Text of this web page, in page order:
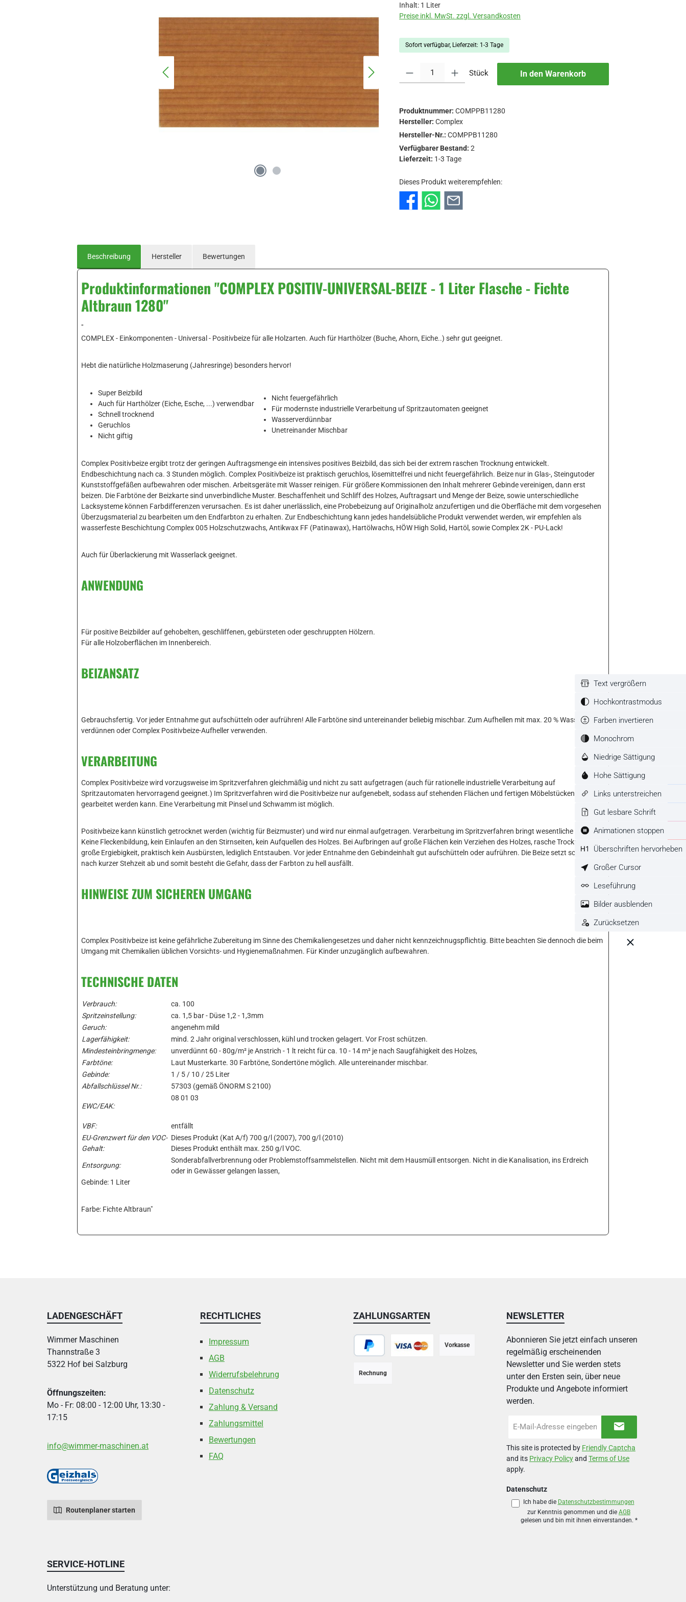
Inhalt: 1 Liter
Preise inkl. MwSt. zzgl. Versandkosten
Sofort verfügbar, Lieferzeit: 1-3 Tage
Produkt Anzahl: Gib den gewünschten Wert ein oder benutze die Schaltflächen um die
Stück In den Warenkorb
Produktnummer:COMPPB11280
Hersteller:Complex
Hersteller-Nr.:COMPPB11280
Verfügbarer Bestand:2
Lieferzeit: 1-3 Tage
Dieses Produkt weiterempfehlen:
Beschreibung Hersteller Bewertungen
Produktinformationen "COMPLEX POSITIV-UNIVERSAL-BEIZE - 1 Liter Flasche - Fichte
Altbraun 1280"
"
COMPLEX - Einkomponenten - Universal - Positivbeize für alle Holzarten. Auch für Harthölzer (Buche, Ahorn, Eiche..) sehr gut geeignet.
Hebt die natürliche Holzmaserung (Jahresringe) besonders hervor!
Super Beizbild
Auch für Harthölzer (Eiche, Esche, ...) verwendbar
Schnell trocknend
Geruchlos
Nicht giftig
Nicht feuergefährlich
Für modernste industrielle Verarbeitung uf Spritzautomaten geeignet
Wasserverdünnbar
Unetreinander Mischbar
Complex Positivbeize ergibt trotz der geringen Auftragsmenge ein intensives positives Beizbild, das sich bei der extrem raschen Trocknung entwickelt.
Endbeschichtung nach ca. 3 Stunden möglich. Complex Positivbeize ist praktisch geruchlos, lösemittelfrei und nicht feuergefährlich. Beize nur in Glas-, Steingutoder
Kunststoffgefäßen aufbewahren oder mischen. Arbeitsgeräte mit Wasser reinigen. Für größere Kommissionen den Inhalt mehrerer Gebinde vereinigen, dann erst
beizen. Die Farbtöne der Beizkarte sind unverbindliche Muster. Beschaffenheit und Schliff des Holzes, Auftragsart und Menge der Beize, sowie unterschiedliche
Lacksysteme können Farbdifferenzen verursachen. Es ist daher unerlässlich, eine Probebeizung auf Originalholz anzufertigen und die Oberfläche mit dem vorgesehen
Überzugsmaterial zu bearbeiten um den Endfarbton zu erhalten. Zur Endbeschichtung kann jedes handelsübliche Produkt verwendet werden, wir empfehlen als
wasserfeste Beschichtung Complex 005 Holzschutzwachs, Antikwax FF (Patinawax), Hartölwachs, HÖW High Solid, Hartöl, sowie Complex 2K - PU-Lack!
Auch für Überlackierung mit Wasserlack geeignet.
ANWENDUNG
Für positive Beizbilder auf gehobelten, geschliffenen, gebürsteten oder geschruppten Hölzern.
Für alle Holzoberflächen im Innenbereich.
BEIZANSATZ
Gebrauchsfertig. Vor jeder Entnahme gut aufschütteln oder aufrühren! Alle Farbtöne sind untereinander beliebig mischbar. Zum Aufhellen mit max. 20 % Wasser
verdünnen oder Complex Positivbeize-Aufheller verwenden.
VERARBEITUNG
Complex Positivbeize wird vorzugsweise im Spritzverfahren gleichmäßig und nicht zu satt aufgetragen (auch für rationelle industrielle Verarbeitung auf
Spritzautomaten hervorragend geeignet.) Im Spritzverfahren wird die Positivbeize nur aufgenebelt, sodass auf stehenden Flächen und fertigen Möbelstücken
gearbeitet werden kann. Eine Verarbeitung mit Pinsel und Schwamm ist möglich.
Positivbeize kann künstlich getrocknet werden (wichtig für Beizmuster) und wird nur einmal aufgetragen. Verarbeitung im Spritzverfahren bringt wesentliche Vorteile!
Keine Fleckenbildung, kein Einlaufen an den Stirnseiten, kein Aufquellen des Holzes. Bei Aufbringen auf große Flächen kein Verziehen des Holzes, rasche Trocknung,
große Ergiebigkeit, praktisch kein Ausbürsten, lediglich Entstauben. Vor jeder Entnahme den Gebindeinhalt gut aufschütteln oder aufrühren. Die Beize setzt schon
nach kurzer Stehzeit ab und somit besteht die Gefahr, dass der Farbton zu hell ausfällt.
HINWEISE ZUM SICHEREN UMGANG
Complex Positivbeize ist keine gefährliche Zubereitung im Sinne des Chemikaliengesetzes und daher nicht kennzeichnugspflichtig. Bitte beachten Sie dennoch die beim
Umgang mit Chemikalien üblichen Vorsichts- und Hygienemaßnahmen. Für Kinder unzugänglich aufbewahren.
TECHNISCHE DATEN
Verbrauch:
ca. 100
Spritzeinstellung:
ca. 1,5 bar - Düse 1,2 - 1,3mm
Geruch:
angenehm mild
Lagerfähigkeit:
mind. 2 Jahr original verschlossen, kühl und trocken gelagert. Vor Frost schützen.
Mindesteinbringmenge:
unverdünnt 60 - 80g/m² je Anstrich - 1 lt reicht für ca. 10 - 14 m² je nach Saugfähigkeit des Holzes,
Farbtöne:
Laut Musterkarte. 30 Farbtöne, Sondertöne möglich. Alle untereinander mischbar.
Gebinde:
1 / 5 / 10 / 25 Liter
Abfallschlüssel Nr.:
57303 (gemäß ÖNORM S 2100)
EWC/EAK:
08 01 03
VBF:
entfällt
EU-Grenzwert für den VOC-
Gehalt:
Dieses Produkt (Kat A/f) 700 g/l (2007), 700 g/l (2010)
Dieses Produkt enthält max. 250 g/l VOC.
Entsorgung:
Sonderabfallverbrennung oder Problemstoffsammelstellen. Nicht mit dem Hausmüll entsorgen. Nicht in die Kanalisation, ins Erdreich
oder in Gewässer gelangen lassen,
Gebinde: 1 Liter
Farbe: Fichte Altbraun"
LADENGESCHÄFT
Wimmer Maschinen
Thannstraße 3
5322 Hof bei Salzburg
Öffnungszeiten:
Mo - Fr: 08:00 - 12:00 Uhr, 13:30 -
17:15
info@wimmer-maschinen.at
Routenplaner starten
RECHTLICHES
Impressum
AGB
Widerrufsbelehrung
Datenschutz
Zahlung & Versand
Zahlungsmittel
Bewertungen
FAQ
ZAHLUNGSARTEN
Vorkasse
Rechnung
NEWSLETTER
Abonnieren Sie jetzt einfach unseren
regelmäßig erscheinenden
Newsletter und Sie werden stets
unter den Ersten sein, über neue
Produkte und Angebote informiert
werden.
Mail-
*
This site is protected by Friendly Captcha
and its Privacy Policyand Terms of Use
apply.
Datenschutz
Ich habe die Datenschutzbestimmungen
zur Kenntnis genommen und die AGB
gelesen und bin mit ihnen einverstanden. *
SERVICE-HOTLINE
Unterstützung und Beratung unter:
Text vergrößern
Hochkontrastmodus
Farben invertieren
Monochrom
Niedrige Sättigung
Hohe Sättigung
Links unterstreichen
Gut lesbare Schrift
Animationen stoppen
Überschriften hervorheben
Großer Cursor
Leseführung
Bilder ausblenden
Zurücksetzen